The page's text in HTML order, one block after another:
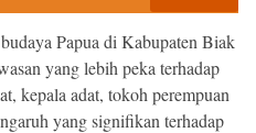
Papua di Kabupaten Biak
yang lebih peka terhadap
kepala adat, tokoh perempuan
yang signifikan terhadap